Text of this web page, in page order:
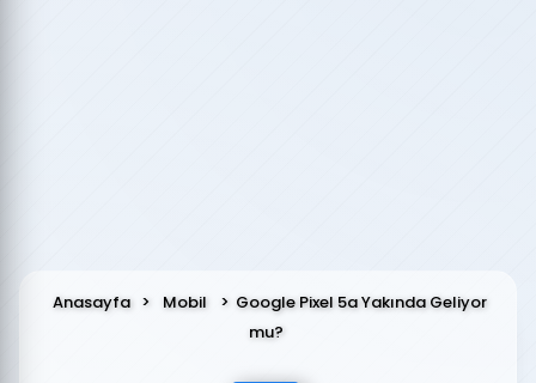
Anasayfa Mobil
Google Pixel 5a Yakında Geliyor
mu?